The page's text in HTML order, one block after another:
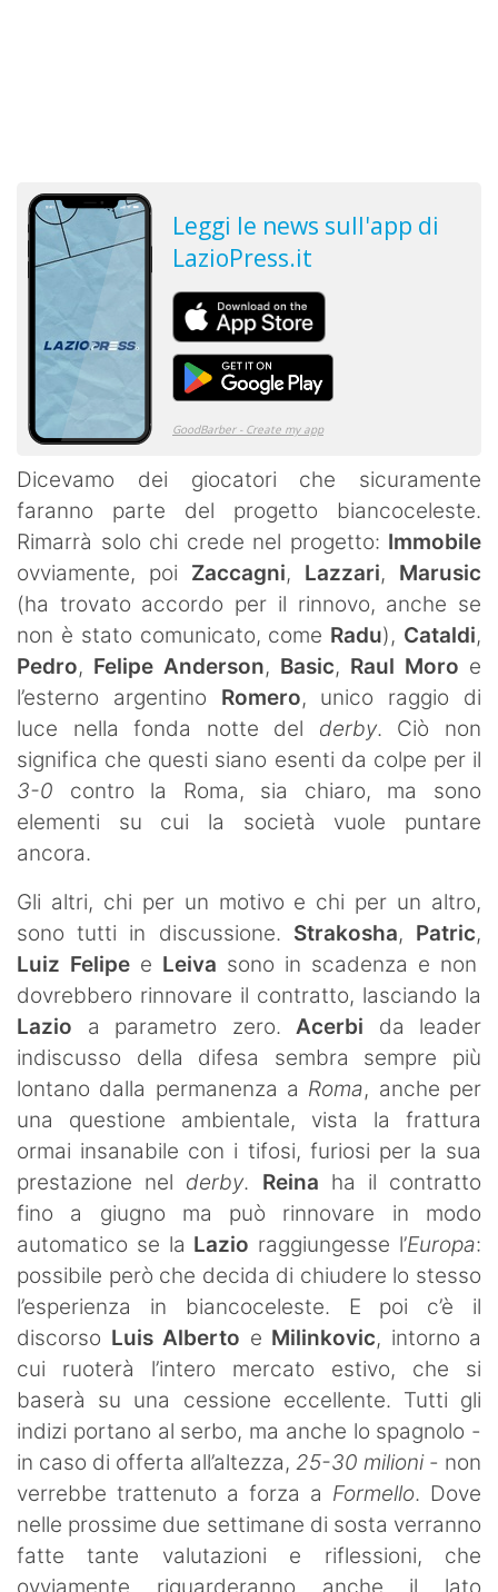
Dicevamo dei giocatori che sicuramente
faranno parte del progetto biancoceleste.
Rimarrà solo chi crede nel progetto: Immobile
ovviamente, poi Zaccagni, Lazzari, Marusic
(ha trovato accordo per il rinnovo, anche se
non è stato comunicato, come Radu), Cataldi,
Pedro, Felipe Anderson, Basic, Raul Moro e
l’esterno argentino Romero, unico raggio di
luce nella fonda notte del derby. Ciò non
significa che questi siano esenti da colpe per il
3-0 contro la Roma, sia chiaro, ma sono
elementi su cui la società vuole puntare
ancora.
Gli altri, chi per un motivo e chi per un altro,
sono tutti in discussione. Strakosha, Patric,
Luiz Felipe e Leiva sono in scadenza e non
dovrebbero rinnovare il contratto, lasciando la
Lazio a parametro zero. Acerbi da leader
indiscusso della difesa sembra sempre più
lontano dalla permanenza a Roma, anche per
una questione ambientale, vista la frattura
ormai insanabile con i tifosi, furiosi per la sua
prestazione nel derby. Reina ha il contratto
fino a giugno ma può rinnovare in modo
automatico se la Lazio raggiungesse l’Europa:
possibile però che decida di chiudere lo stesso
l’esperienza in biancoceleste. E poi c’è il
discorso Luis Alberto e Milinkovic, intorno a
cui ruoterà l’intero mercato estivo, che si
baserà su una cessione eccellente. Tutti gli
indizi portano al serbo, ma anche lo spagnolo -
in caso di offerta all’altezza, 25-30 milioni- non
verrebbe trattenuto a forza a Formello. Dove
nelle prossime due settimane di sosta verranno
fatte tante valutazioni e riflessioni, che
ovviamente riguarderanno anche il lato